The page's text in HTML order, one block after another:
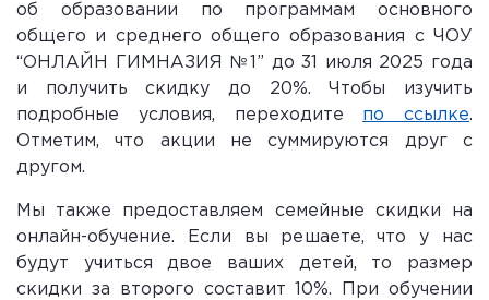
об образовании по программам основного
общего и среднего общего образования с ЧОУ
“ОНЛАЙН ГИМНАЗИЯ №1” до 31 июля 2025 года
и получить скидку до 20%. Чтобы изучить
подробные условия, переходите по ссылке.
Отметим, что акции не суммируются друг с
другом.
Мы также предоставляем семейные скидки на
онлайн-обучение. Если вы решаете, что у нас
будут учиться двое ваших детей, то размер
скидки за второго составит 10%. При обучении